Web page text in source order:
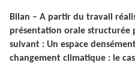
Bilan – A partir du travail
présentation orale
suivant : Un espace
changement climatique : le